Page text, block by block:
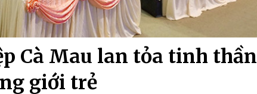
Cà Mau lan tỏa tinh thần
giới trẻ